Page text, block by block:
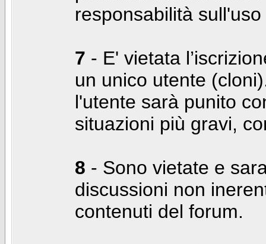
responsabilità
7 - E' vietata
un unico utente
l'utente sarà punito
situazioni più gravi,
8 - Sono vietate e
discussioni non
contenuti del forum.